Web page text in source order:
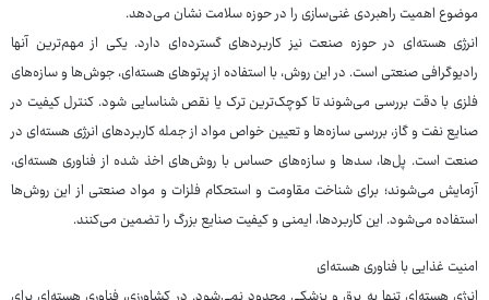
موضوع اهمیت راهبردی غنی‌سازی را در حوزه سلامت نشان می‌دهد.
انرژی هسته‌ای در حوزه صنعت نیز کاربردهای گسترده‌ای دارد. یکی از مهم‌ترین آنها
رادیوگرافی صنعتی است. در این روش، با استفاده از پرتوهای هسته‌ای، جوش‌ها و سازه‌های
فلزی با دقت بررسی می‌شوند تا کوچک‌ترین ترک یا نقص شناسایی شود. کنترل کیفیت در
صنایع نفت و گاز، بررسی سازه‌ها و تعیین خواص مواد از جمله کاربردهای انرژی هسته‌ای در
صنعت است. پل‌ها، سدها و سازه‌های حساس با روش‌های اخذ شده از فناوری هسته‌ای،
آزمایش می‌شوند؛ برای شناخت مقاومت و استحکام فلزات و مواد صنعتی از این روش‌ها
استفاده می‌شود. این کاربردها، ایمنی و کیفیت صنایع بزرگ را تضمین می‌کنند.
امنیت غذایی با فناوری هسته‌ای